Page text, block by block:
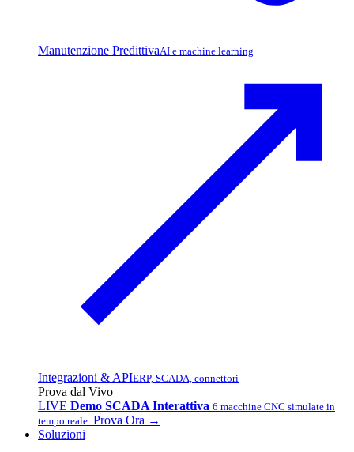
Manutenzione PredittivaAI e machine learning
Integrazioni & APIERP, SCADA, connettori
Prova dal Vivo
LIVE Demo SCADA Interattiva 6 macchine CNC simulate in
tempo reale. Prova Ora →
Soluzioni